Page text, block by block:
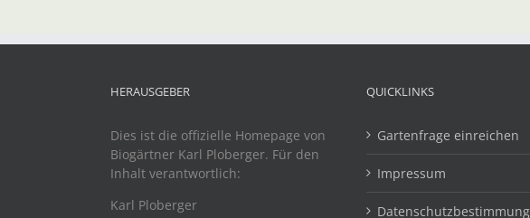
HERAUSGEBER
Dies ist die offizielle Homepage von
Biogärtner Karl Ploberger. Für den
Inhalt verantwortlich:
Karl Ploberger
QUICKLINKS
Gartenfrage einreichen
Impressum